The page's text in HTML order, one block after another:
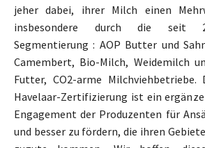
jeher dabei, ihrer Milch einen
insbesondere durch die seit
Segmentierung : AOP Butter und
Camembert, Bio-Milch, Weidemilch
Futter, CO2-arme Milchviehbetriebe.
Havelaar-Zertifizierung ist ein
Engagement der Produzenten für
und besser zu fördern, die ihren